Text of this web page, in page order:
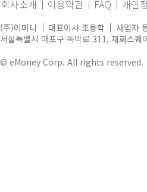
회사소개 이용약관 FAQ 개인
(주)이머니 대표이사 조용학
사업자
서울특별시 마포구 독막로 311, 재화스
© eMoney Corp. All rights reserved.